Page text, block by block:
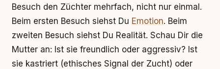
Besuch den Züchter mehrfach, nicht nur einmal.
Beim ersten Besuch siehst Du Emotion. Beim
zweiten Besuch siehst Du Realität. Schau Dir die
Mutter an: Ist sie freundlich oder aggressiv? Ist
sie kastriert (ethisches Signal der Zucht) oder